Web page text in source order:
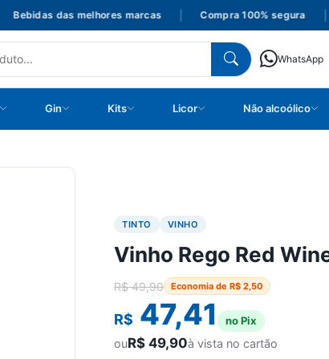
Bebidas das melhores marcas Compra 100% segura
WhatsApp
Gin Kits Licor Não alcoólico
TINTO VINHO
Vinho Rego Red
R$49,90 Economia de R$ 2,50
R$ 47,41 no Pix
ouR$ 49,90à vista no cartão